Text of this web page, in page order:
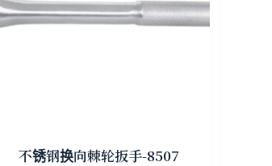
不锈钢换向棘轮扳手-8507